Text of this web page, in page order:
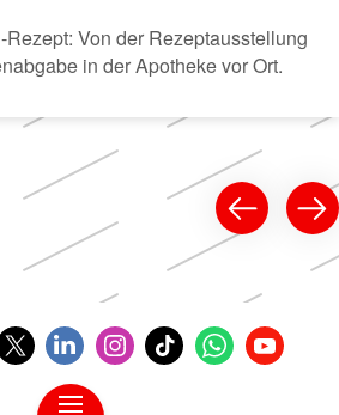
Von der Rezeptausstellung
in der Apotheke vor Ort.